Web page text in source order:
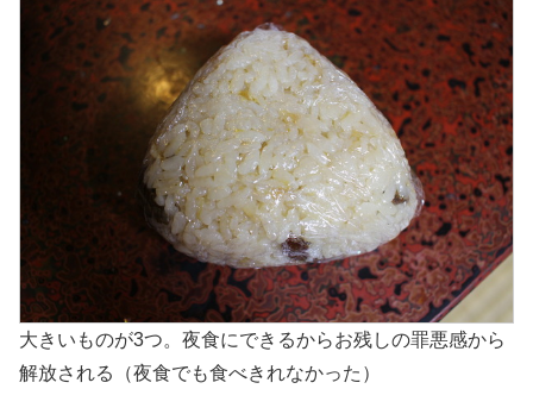
大きいものが3つ。夜食にできるからお残しの罪悪感から
解放される（夜食でも食べきれなかった）